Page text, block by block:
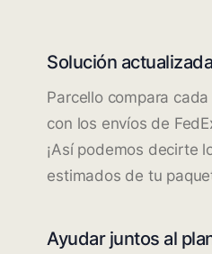
Solución actualizada
Parcello compara
con los envíos de
¡Así podemos decirte
estimados de tu
Ayudar juntos al